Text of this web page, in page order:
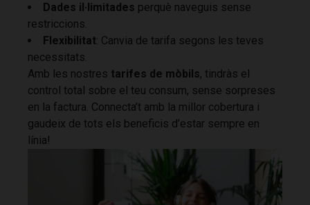
Dades il·limitades perquè naveguis sense
restriccions.
Flexibilitat: Canvia de tarifa segons les teves
necessitats.
Amb les nostres tarifes de mòbils, tindràs el
control total sobre el teu consum, sense sorpreses
en la factura. Connecta’t amb la millor cobertura i
gaudeix de tots els beneficis d’estar sempre en
línia!